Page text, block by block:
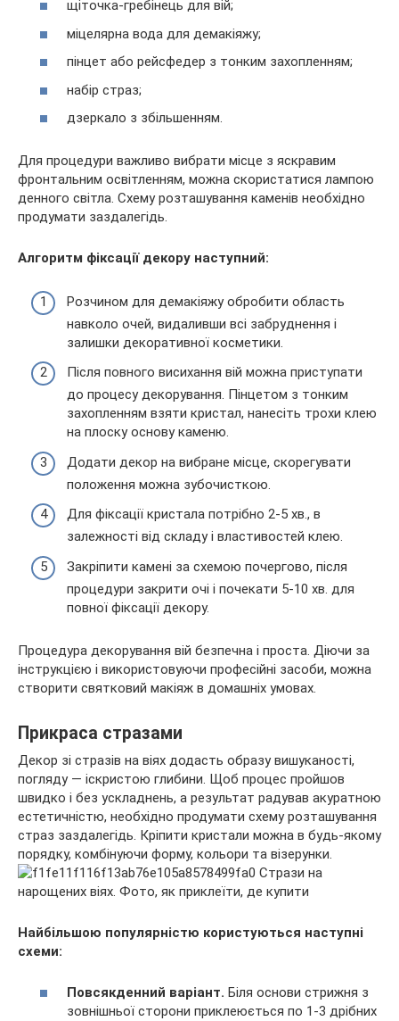
щіточка-гребінець для вій;
міцелярна вода для демакіяжу;
пінцет або рейсфедер з тонким захопленням;
набір страз;
дзеркало з збільшенням.
Для процедури важливо вибрати місце з яскравим
фронтальним освітленням, можна скористатися лампою
денного світла. Схему розташування каменів необхідно
продумати заздалегідь.
Алгоритм фіксації декору наступний:
Розчином для демакіяжу обробити область
навколо очей, видаливши всі забруднення і
залишки декоративної косметики.
Після повного висихання вій можна приступати
до процесу декорування. Пінцетом з тонким
захопленням взяти кристал, нанесіть трохи клею
на плоску основу каменю.
Додати декор на вибране місце, скорегувати
положення можна зубочисткою.
Для фіксації кристала потрібно 2-5 хв., в
залежності від складу і властивостей клею.
Закріпити камені за схемою почергово, після
процедури закрити очі і почекати 5-10 хв. для
повної фіксації декору.
Процедура декорування вій безпечна і проста. Діючи за
інструкцією і використовуючи професійні засоби, можна
створити святковий макіяж в домашніх умовах.
Прикраса стразами
Декор зі стразів на віях додасть образу вишуканості,
погляду — іскристою глибини. Щоб процес пройшов
швидко і без ускладнень, а результат радував акуратною
естетичністю, необхідно продумати схему розташування
страз заздалегідь. Кріпити кристали можна в будь-якому
порядку, комбінуючи форму, кольори та візерунки.
Найбільшою популярністю користуються наступні
схеми:
Повсякденний варіант. Біля основи стрижня з
зовнішньої сторони приклеюється по 1-3 дрібних